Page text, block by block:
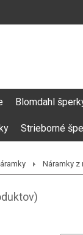
Blomdahl
Strieborné
Náramky z